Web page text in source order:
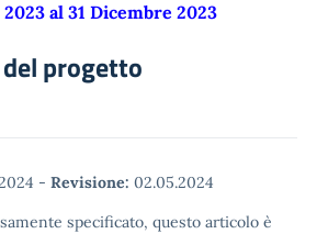
al 31 Dicembre 2023
progetto
- Revisione: 02.05.2024
specificato, questo articolo è